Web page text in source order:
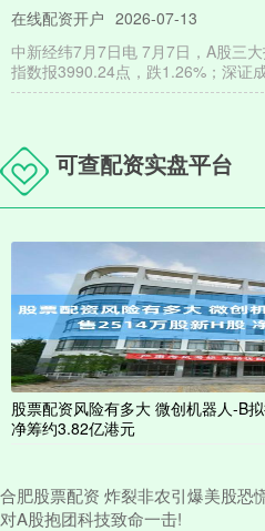
在线配资开户 2026-07-13
中新经纬7月7日电 7月7日，A股三
指数报3990.24点，跌1.26%；深证
美港通证券 2026-05-24
黄金周线探高回落收低如何使用杠杆
双针探顶，消息方面：中美双方经
可查配资实盘平台
股票配资风险有多大 微创机器人-B
净筹约3.82亿港元
合肥股票配资 炸裂非农引爆美股恐
对A股抱团科技致命一击!